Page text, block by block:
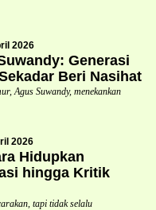
2026
Generasi
Beri Nasihat
Agus Suwandy, menekankan
2026
Hidupkan
hingga Kritik
tapi tidak selalu